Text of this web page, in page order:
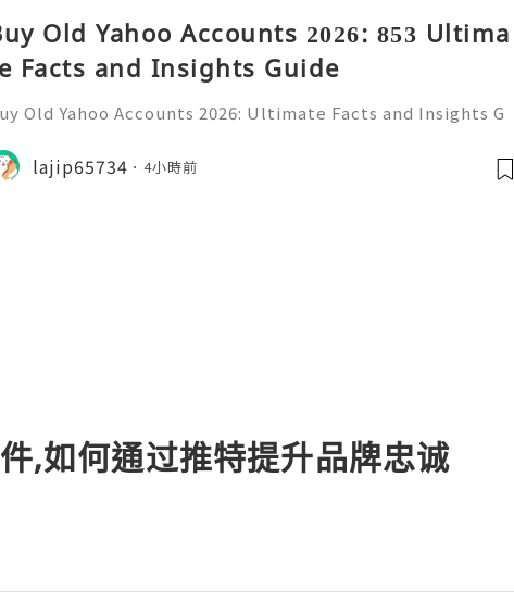
Old Yahoo Accounts 2026: 853 Ultima
Facts and Insights Guide
Old Yahoo Accounts 2026: Ultimate Facts and Insights G
personal communication, professional correspondence, o
subscriptions, freel
lajip65734 4小時前
,如何通过推特提升品牌忠诚